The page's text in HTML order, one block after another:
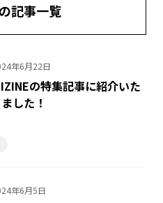
の記事一覧
年6月22日
の特集記事に紹介いた
した！
年6月5日